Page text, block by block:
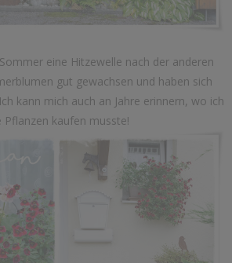
eine Hitzewelle nach der anderen
gut gewachsen und haben sich
kann mich auch an Jahre erinnern, wo ich
kaufen musste!